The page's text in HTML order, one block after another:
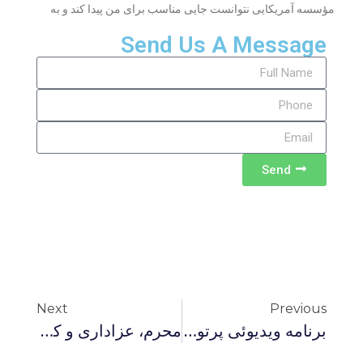
مؤسسه آمریکایی نتوانست جایی مناسب برای من پیدا کند و به
Send Us A Message
Send
Previous
برنامه ویدیوئى پرتو نور تحت عنوان: جدال عقل و نقل در اسلام ۲
Next
محرم، عزاداری و کاسبان مذهب